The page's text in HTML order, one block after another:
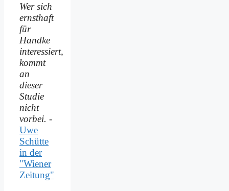
Wer sich
ernsthaft
für
Handke
interessiert,
kommt
an
dieser
Studie
nicht
vorbei. -
Uwe
Schütte
in der
"Wiener
Zeitung"